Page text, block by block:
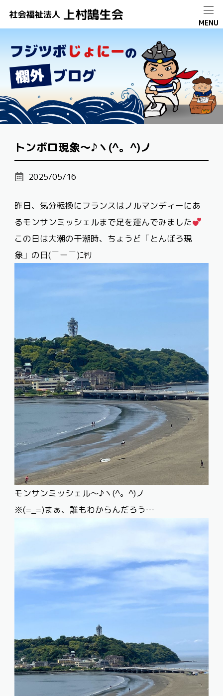
トンボロ現象～♪ヽ(^。^)ノ
2025/05/16
昨日、気分転換にフランスはノルマンディーにあ
るモンサンミッシェルまで足を運んでみました
この日は大潮の干潮時、ちょうど「とんぼろ現
象」の日(￣ー￣)ﾆﾔﾘ
モンサンミッシェル～♪ヽ(^。^)ノ
※(=_=)まぁ、誰もわからんだろう…